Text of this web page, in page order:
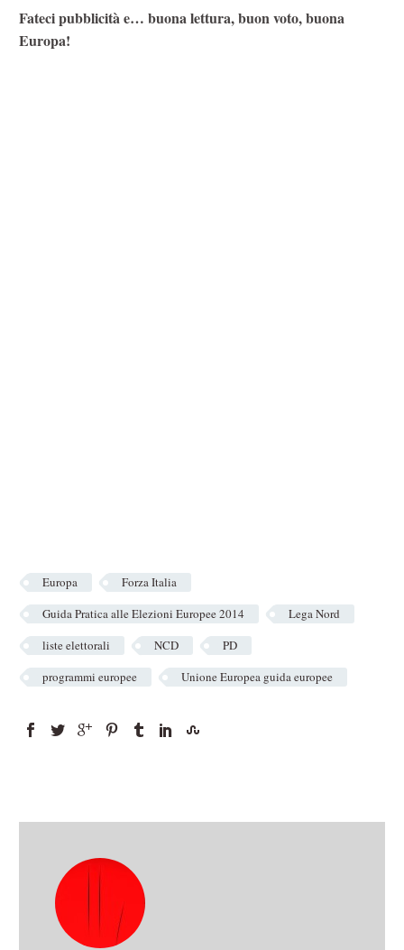
Fateci pubblicità e… buona lettura, buon voto, buona
Europa!
Europa
Forza Italia
Guida Pratica alle Elezioni Europee 2014
Lega Nord
liste elettorali
NCD
PD
programmi europee
Unione Europea guida europee